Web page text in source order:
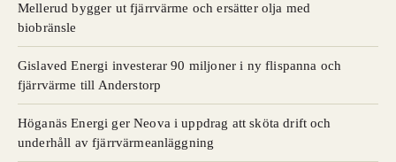
Mellerud bygger ut fjärrvärme och ersätter olja med
biobränsle
Gislaved Energi investerar 90 miljoner i ny flispanna och
fjärrvärme till Anderstorp
Höganäs Energi ger Neova i uppdrag att sköta drift och
underhåll av fjärrvärmeanläggning